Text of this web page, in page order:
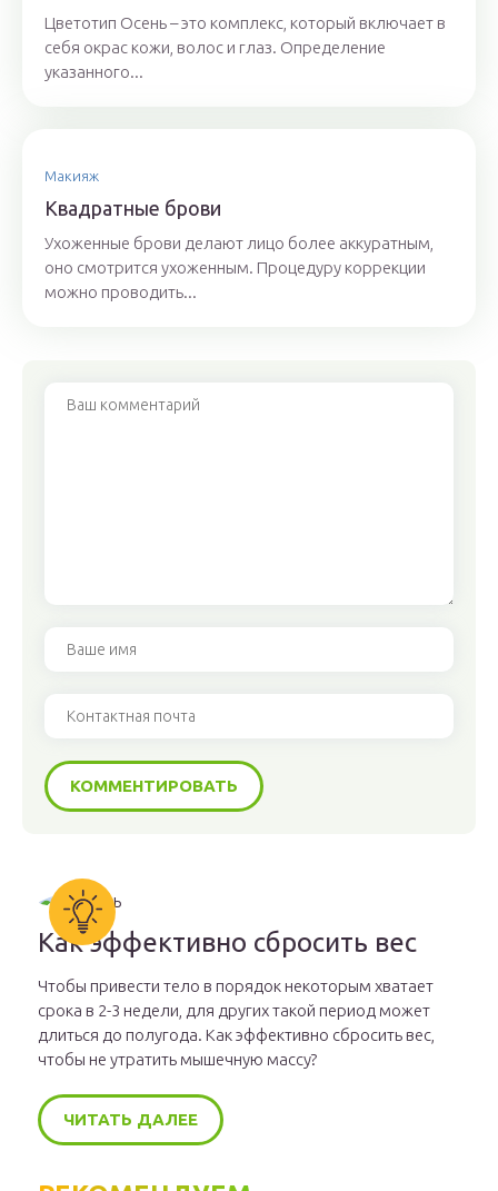
Цветотип Осень – это комплекс, который включает в
себя окрас кожи, волос и глаз. Определение
указанного...
Макияж
Квадратные брови
Ухоженные брови делают лицо более аккуратным,
оно смотрится ухоженным. Процедуру коррекции
можно проводить...
Как эффективно сбросить вес
Чтобы привести тело в порядок некоторым хватает
срока в 2-3 недели, для других такой период может
длиться до полугода. Как эффективно сбросить вес,
чтобы не утратить мышечную массу?
ЧИТАТЬ ДАЛЕЕ